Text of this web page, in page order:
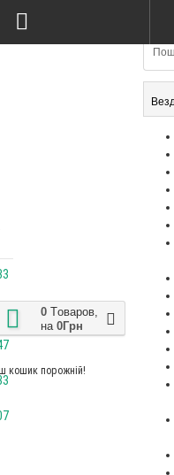
0 Tоваров,
на 0Грн
кошик порожній!